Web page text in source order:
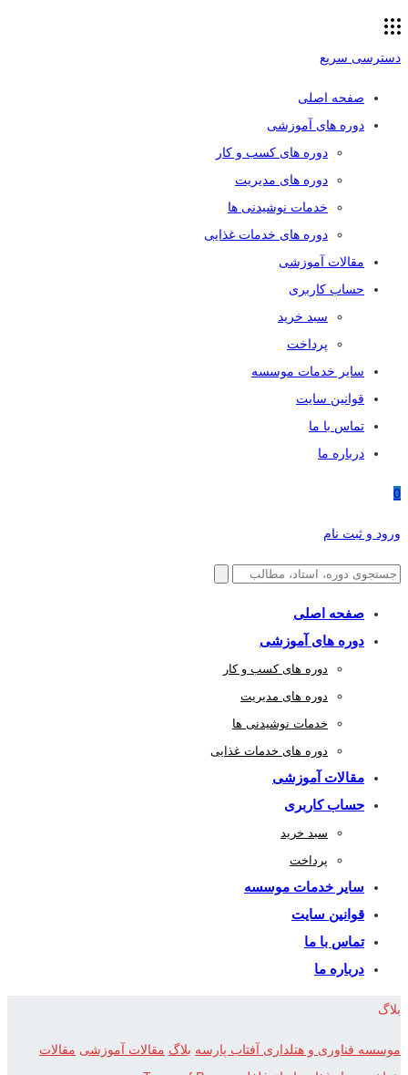
دسترسی سریع
صفحه اصلی
دوره های آموزشی
دوره های کسب و کار
دوره های مدیریت
خدمات نوشیدنی ها
دوره های خدمات غذایی
مقالات آموزشی
حساب کاربری
سبد خرید
پرداخت
سایر خدمات موسسه
قوانین سایت
تماس با ما
درباره ما
0
ورود و ثبت نام
صفحه اصلی
دوره های آموزشی
دوره های کسب و کار
دوره های مدیریت
خدمات نوشیدنی ها
دوره های خدمات غذایی
مقالات آموزشی
حساب کاربری
سبد خرید
پرداخت
سایر خدمات موسسه
قوانین سایت
تماس با ما
درباره ما
بلاگ
موسسه فناوری و هتلداری آفتاب پارسه بلاگ مقالات آموزشی مقالات